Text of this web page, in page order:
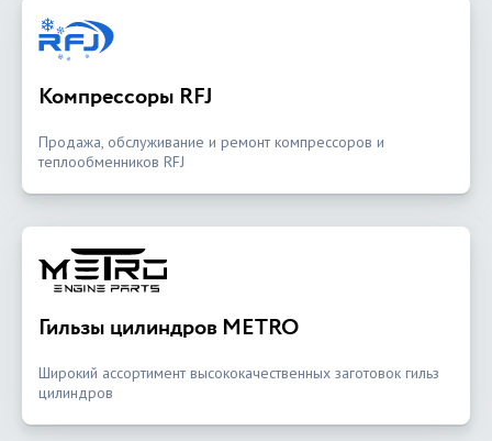
Компрессоры RFJ
Продажа, обслуживание и ремонт компрессоров и
теплообменников RFJ
Гильзы цилиндров METRO
Широкий ассортимент высококачественных заготовок гильз
цилиндров